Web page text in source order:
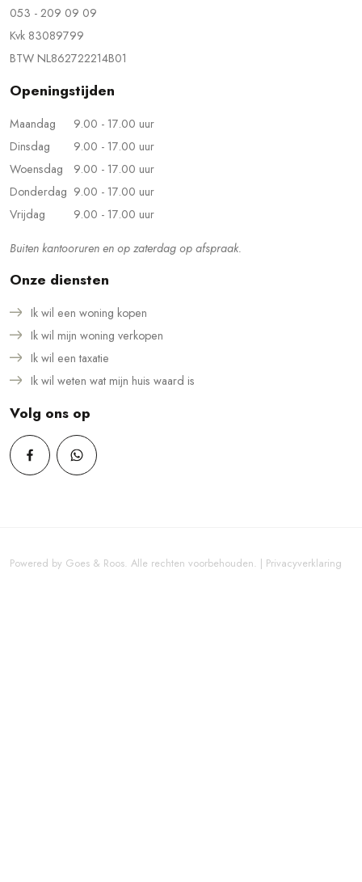
053 - 209 09 09
Kvk 83089799
BTW NL862722214B01
Openingstijden
Maandag
9.00 - 17.00 uur
Dinsdag
9.00 - 17.00 uur
Woensdag
9.00 - 17.00 uur
Donderdag 9.00 - 17.00 uur
Vrijdag
9.00 - 17.00 uur
Buiten kantooruren en op zaterdag op afspraak.
Onze diensten
Ik wil een woning kopen
Ik wil mijn woning verkopen
Ik wil een taxatie
Ik wil weten wat mijn huis waard is
Volg ons op
Powered by Goes & Roos. Alle rechten voorbehouden. | Privacyverklaring